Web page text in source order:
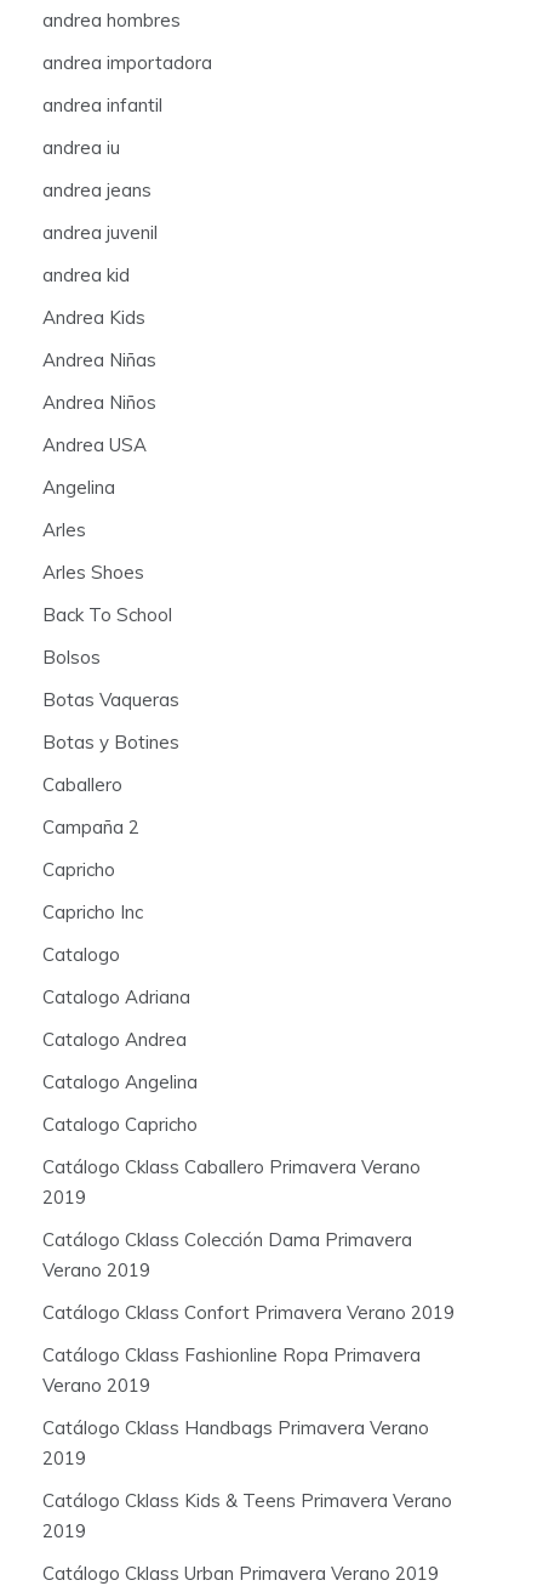
andrea hombres
andrea importadora
andrea infantil
andrea iu
andrea jeans
andrea juvenil
andrea kid
Andrea Kids
Andrea Niñas
Andrea Niños
Andrea USA
Angelina
Arles
Arles Shoes
Back To School
Bolsos
Botas Vaqueras
Botas y Botines
Caballero
Campaña 2
Capricho
Capricho Inc
Catalogo
Catalogo Adriana
Catalogo Andrea
Catalogo Angelina
Catalogo Capricho
Catálogo Cklass Caballero Primavera Verano
2019
Catálogo Cklass Colección Dama Primavera
Verano 2019
Catálogo Cklass Confort Primavera Verano 2019
Catálogo Cklass Fashionline Ropa Primavera
Verano 2019
Catálogo Cklass Handbags Primavera Verano
2019
Catálogo Cklass Kids & Teens Primavera Verano
2019
Catálogo Cklass Urban Primavera Verano 2019